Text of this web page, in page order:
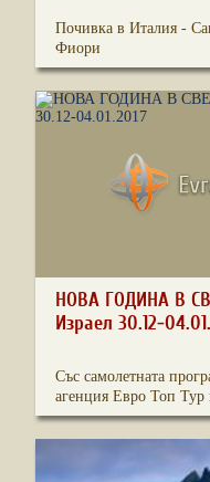
Почивка в Италия -
Фиори
НОВА ГОДИНА В
Израел 30.12-
Със самолетната
агенция Евро Топ